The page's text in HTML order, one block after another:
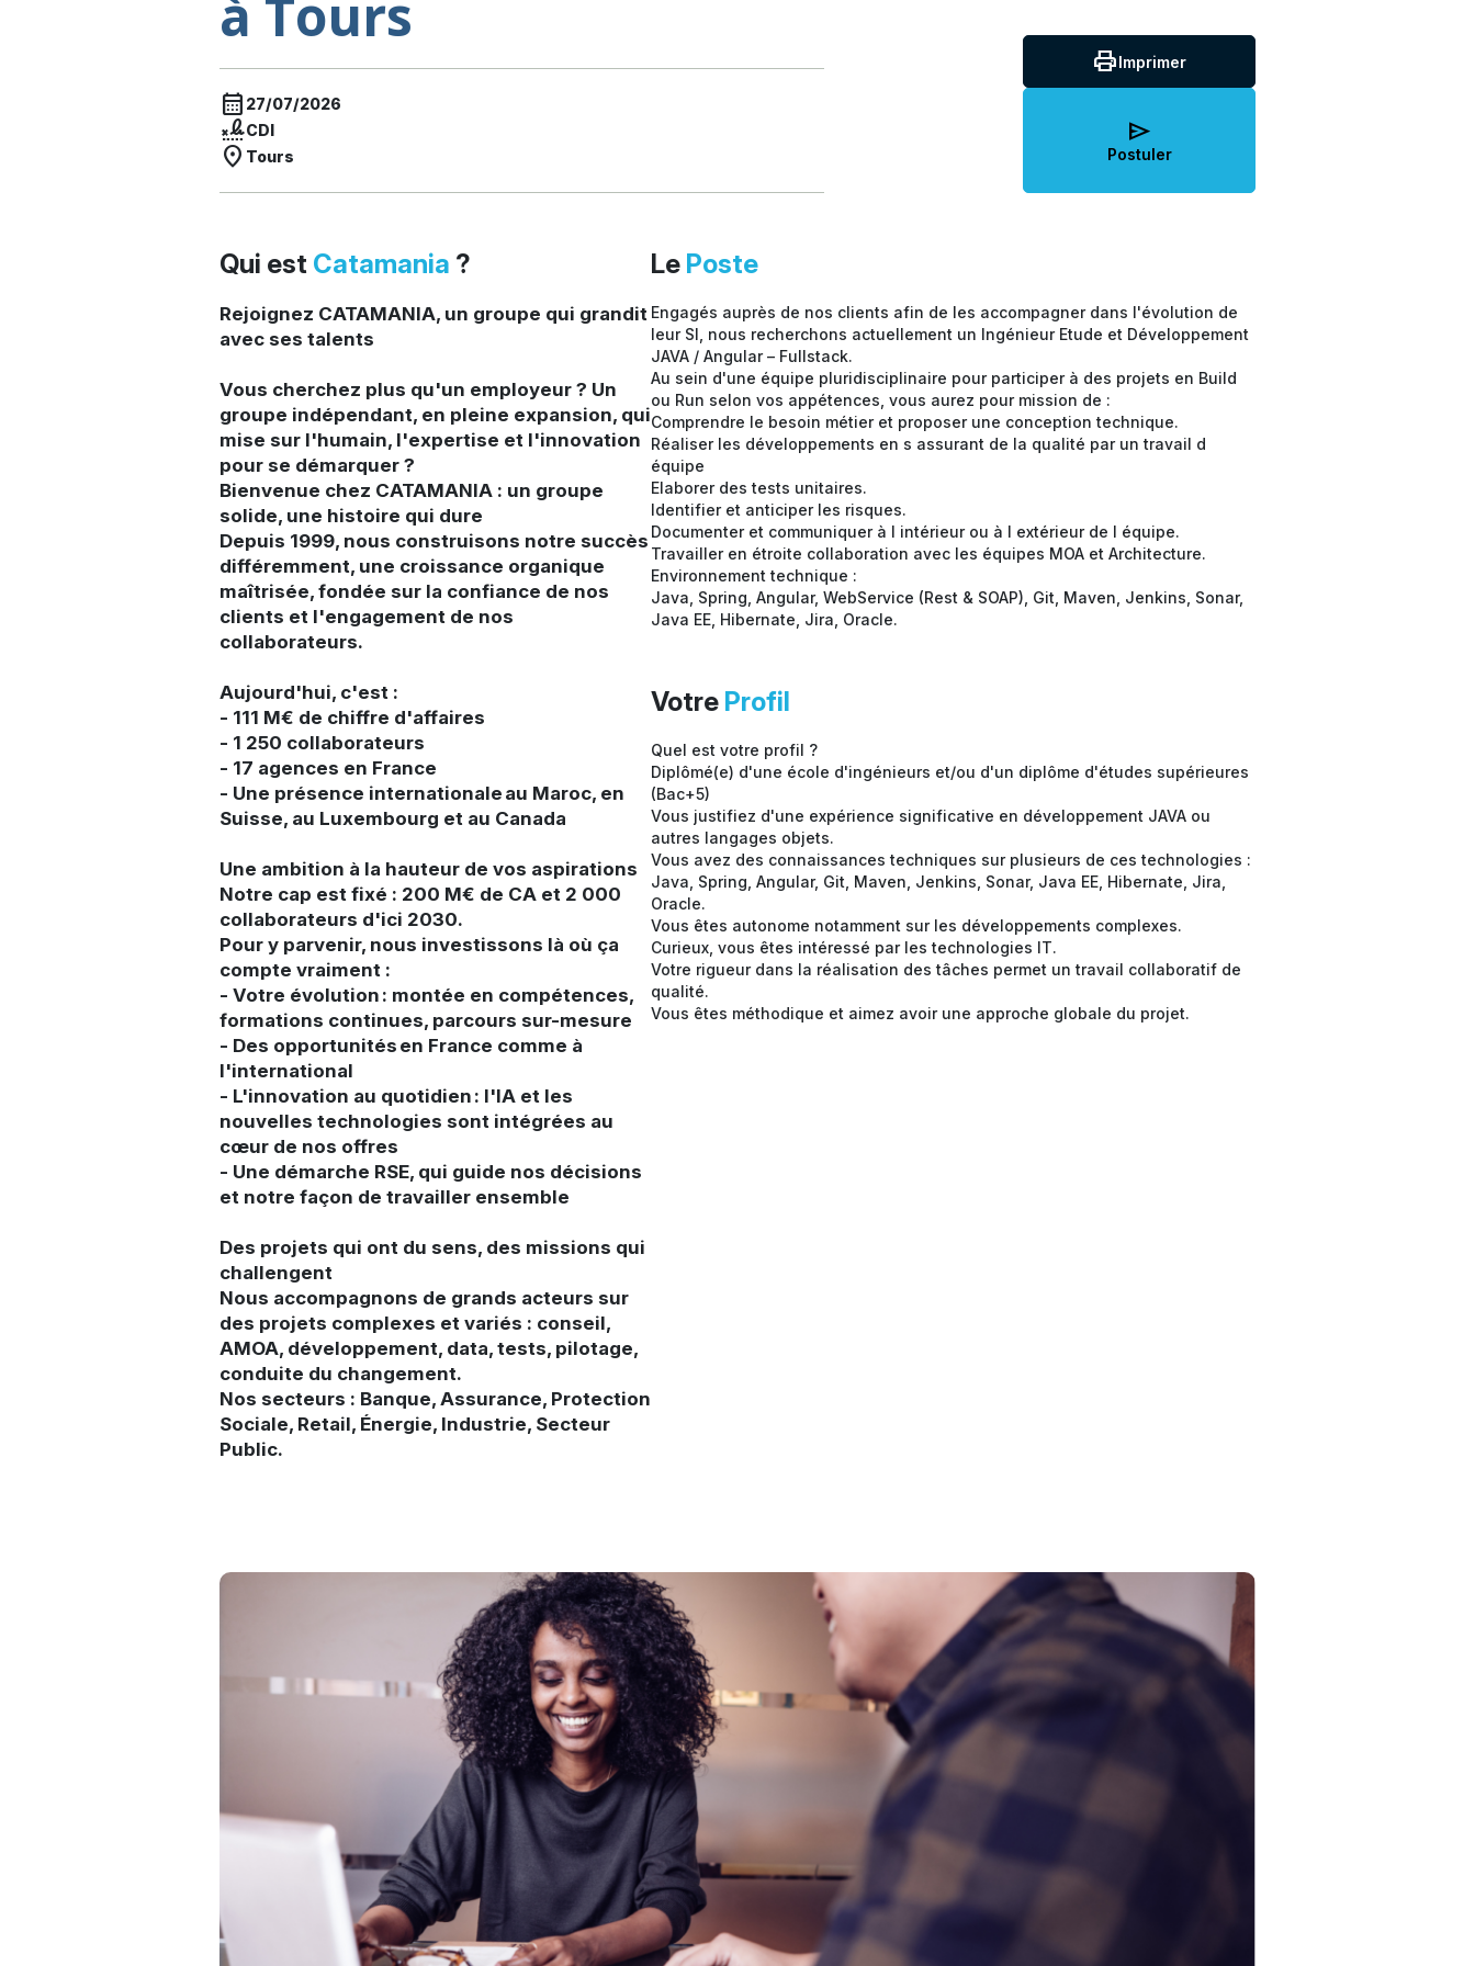
à Tours
calendar_month 27/07/2026
signatureCDI
location_on Tours
printImprimer
send
Postuler
Qui est Catamania ?
Rejoignez CATAMANIA, un groupe qui grandit
avec ses talents
Vous cherchez plus qu'un employeur ? Un
groupe indépendant, en pleine expansion, qui
mise sur l'humain, l'expertise et l'innovation
pour se démarquer ?
Bienvenue chez CATAMANIA : un groupe
solide, une histoire qui dure
Depuis 1999, nous construisons notre succès
différemment, une croissance organique
maîtrisée, fondée sur la confiance de nos
clients et l'engagement de nos
collaborateurs.
Aujourd'hui, c'est :
- 111 M€ de chiffre d'affaires
- 1 250 collaborateurs
- 17 agences en France
- Une présence internationale au Maroc, en
Suisse, au Luxembourg et au Canada
Une ambition à la hauteur de vos aspirations
Notre cap est fixé : 200 M€ de CA et 2 000
collaborateurs d'ici 2030.
Pour y parvenir, nous investissons là où ça
compte vraiment :
- Votre évolution : montée en compétences,
formations continues, parcours sur-mesure
- Des opportunités en France comme à
l'international
- L'innovation au quotidien : l'IA et les
nouvelles technologies sont intégrées au
cœur de nos offres
- Une démarche RSE, qui guide nos décisions
et notre façon de travailler ensemble
Des projets qui ont du sens, des missions qui
challengent
Nous accompagnons de grands acteurs sur
des projets complexes et variés : conseil,
AMOA, développement, data, tests, pilotage,
conduite du changement.
Nos secteurs : Banque, Assurance, Protection
Sociale, Retail, Énergie, Industrie, Secteur
Public.
Le Poste
Engagés auprès de nos clients afin de les accompagner dans l'évolution de
leur SI, nous recherchons actuellement un Ingénieur Etude et Développement
JAVA / Angular – Fullstack.
Au sein d'une équipe pluridisciplinaire pour participer à des projets en Build
ou Run selon vos appétences, vous aurez pour mission de :
Comprendre le besoin métier et proposer une conception technique.
Réaliser les développements en s assurant de la qualité par un travail d
équipe
Elaborer des tests unitaires.
Identifier et anticiper les risques.
Documenter et communiquer à l intérieur ou à l extérieur de l équipe.
Travailler en étroite collaboration avec les équipes MOA et Architecture.
Environnement technique :
Java, Spring, Angular, WebService (Rest & SOAP), Git, Maven, Jenkins, Sonar,
Java EE, Hibernate, Jira, Oracle.
Votre Profil
Quel est votre profil ?
Diplômé(e) d'une école d'ingénieurs et/ou d'un diplôme d'études supérieures
(Bac+5)
Vous justifiez d'une expérience significative en développement JAVA ou
autres langages objets.
Vous avez des connaissances techniques sur plusieurs de ces technologies :
Java, Spring, Angular, Git, Maven, Jenkins, Sonar, Java EE, Hibernate, Jira,
Oracle.
Vous êtes autonome notamment sur les développements complexes.
Curieux, vous êtes intéressé par les technologies IT.
Votre rigueur dans la réalisation des tâches permet un travail collaboratif de
qualité.
Vous êtes méthodique et aimez avoir une approche globale du projet.